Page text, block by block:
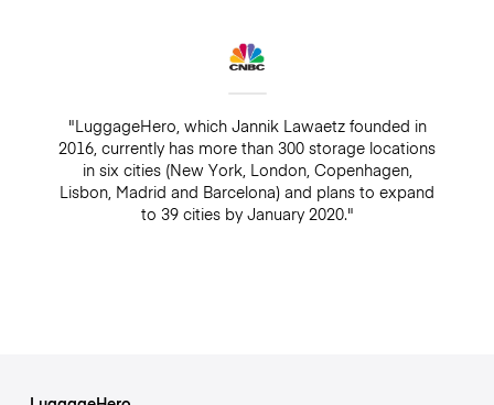
"LuggageHero, which Jannik Lawaetz founded in
2016, currently has more than 300 storage locations
in six cities (New York, London, Copenhagen,
Lisbon, Madrid and Barcelona) and plans to expand
to 39 cities by January 2020."